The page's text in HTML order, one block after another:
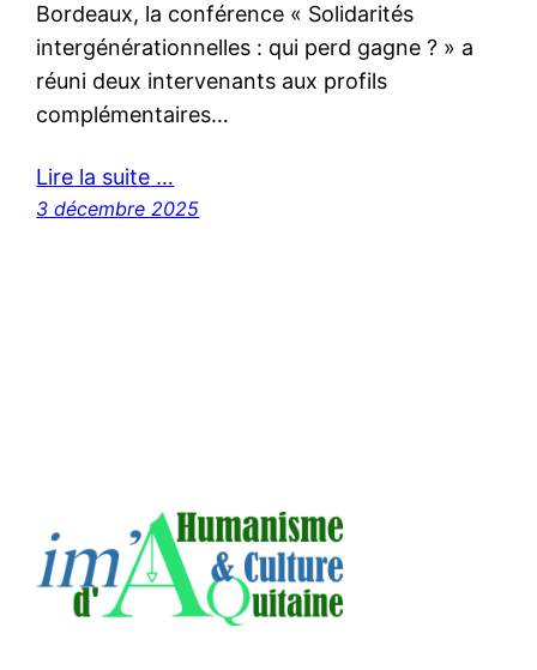
Bordeaux, la conférence « Solidarités
intergénérationnelles : qui perd gagne ? » a
réuni deux intervenants aux profils
complémentaires…
Lire la suite …
3 décembre 2025